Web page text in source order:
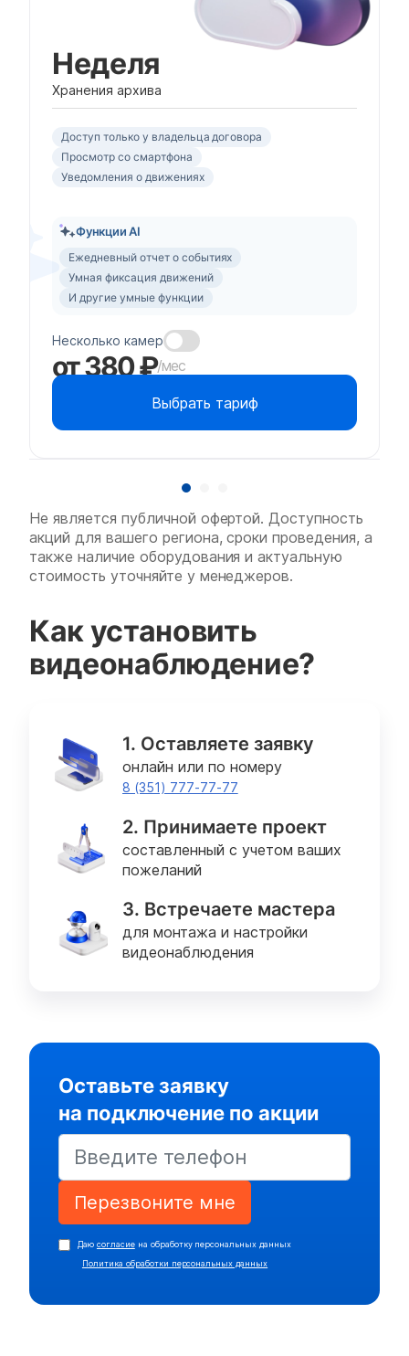
Неделя
Хранения архива
Доступ только у владельца договора
Просмотр со смартфона
Уведомления о движениях
Функции AI
Ежедневный отчет о событиях
Умная фиксация движений
И другие умные функции
Несколько камер
от 380 ₽/мес
Выбрать тариф
Не является публичной офертой. Доступность
акций для вашего региона, сроки проведения, а
также наличие оборудования и актуальную
стоимость уточняйте у менеджеров.
Как установить
видеонаблюдение?
1. Оставляете заявку
онлайн или по номеру
8 (351) 777-77-77
2. Принимаете проект
составленный с учетом ваших
пожеланий
3. Встречаете мастера
для монтажа и настройки
видеонаблюдения
Оставьте заявку
на подключение по акции
Перезвоните мне
Даю согласиена обработку персональных данных
Политика обработки персональных данных